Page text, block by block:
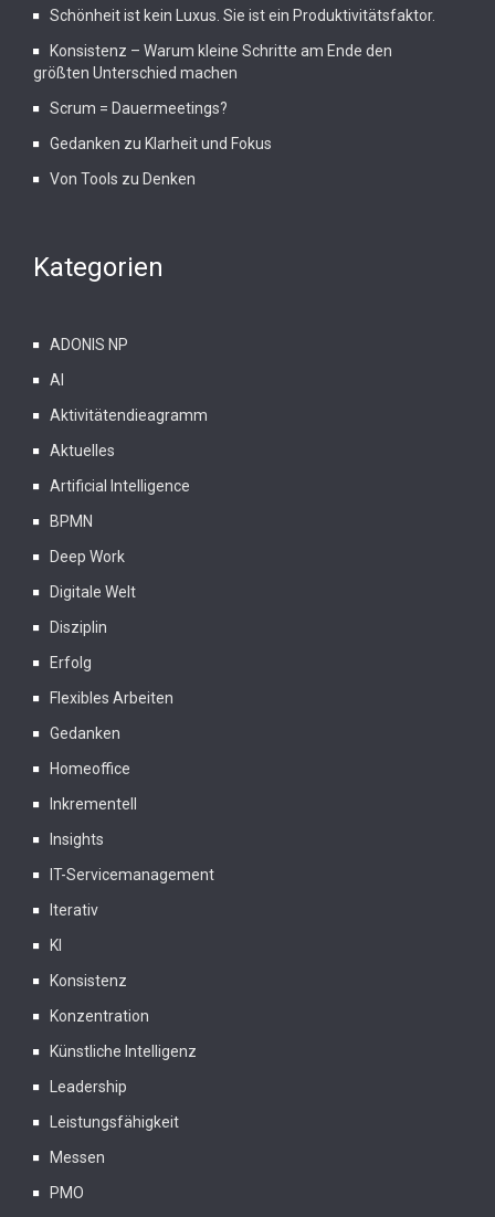
Schönheit ist kein Luxus. Sie ist ein Produktivitätsfaktor.
Konsistenz – Warum kleine Schritte am Ende den
größten Unterschied machen
Scrum = Dauermeetings?
Gedanken zu Klarheit und Fokus
Von Tools zu Denken
Kategorien
ADONIS NP
AI
Aktivitätendieagramm
Aktuelles
Artificial Intelligence
BPMN
Deep Work
Digitale Welt
Disziplin
Erfolg
Flexibles Arbeiten
Gedanken
Homeoffice
Inkrementell
Insights
IT-Servicemanagement
Iterativ
KI
Konsistenz
Konzentration
Künstliche Intelligenz
Leadership
Leistungsfähigkeit
Messen
PMO